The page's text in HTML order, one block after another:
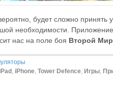
будет сложно принять
необходимости.
нас на поле боя Второй
iPad iPhone Tower Defence Игры